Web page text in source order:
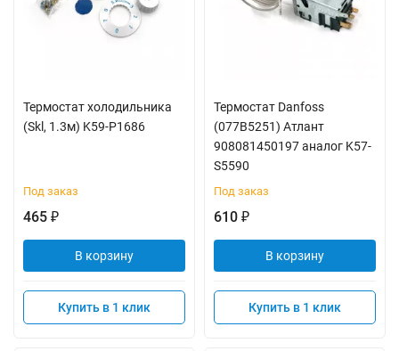
Термостат холодильника
(Skl, 1.3м) K59-P1686
Под заказ
465 ₽
В корзину
Купить в 1 клик
Термостат Danfoss
(077В5251) Атлант
908081450197 аналог K57-
S5590
Под заказ
610 ₽
В корзину
Купить в 1 клик